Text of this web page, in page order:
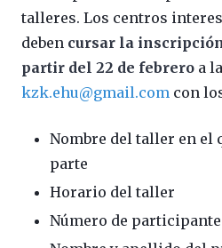
talleres. Los centros
deben cursar la
partir del 22 de febrero a
kzk.ehu@gmail.com con
Nombre del taller en el
parte
Horario del taller
Número de